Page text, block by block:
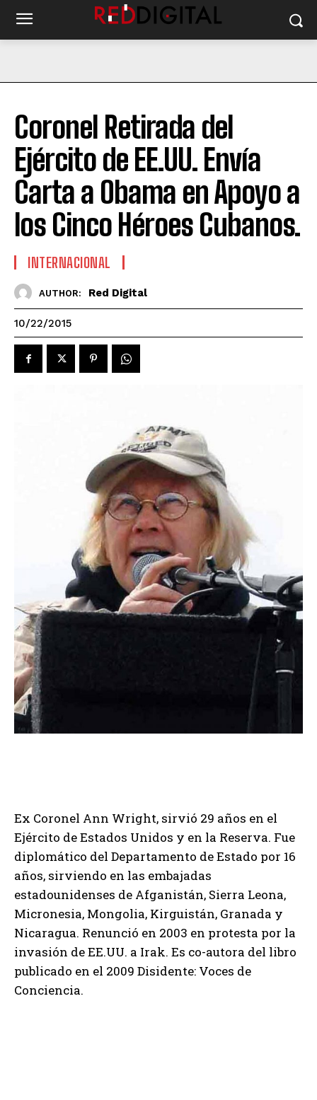
Coronel Retirada del
Ejército de EE.UU. Envía
Carta a Obama en Apoyo a
los Cinco Héroes Cubanos.
INTERNACIONAL
AUTHOR: Red Digital
10/22/2015
Ex Coronel Ann Wright, sirvió 29 años en el
Ejército de Estados Unidos y en la Reserva. Fue
diplomático del Departamento de Estado por 16
años, sirviendo en las embajadas
estadounidenses de Afganistán, Sierra Leona,
Micronesia, Mongolia, Kirguistán, Granada y
Nicaragua. Renunció en 2003 en protesta por la
invasión de EE.UU. a Irak. Es co-autora del libro
publicado en el 2009 Disidente: Voces de
Conciencia.